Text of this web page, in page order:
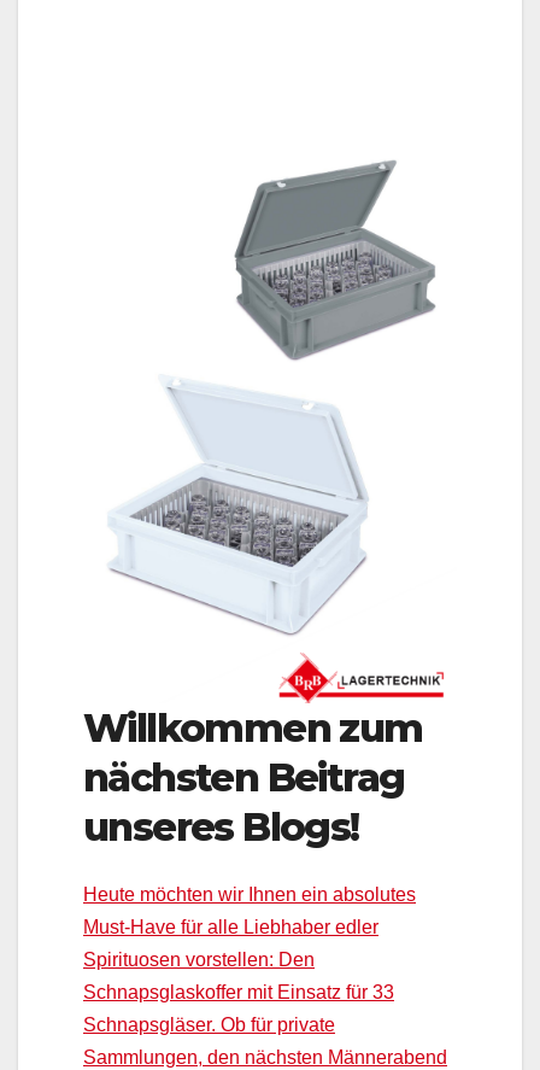
Willkommen zum
nächsten Beitrag
unseres Blogs!
Heute möchten wir Ihnen ein absolutes
Must-Have für alle Liebhaber edler
Spirituosen vorstellen: Den
Schnapsglaskoffer mit Einsatz für 33
Schnapsgläser. Ob für private
Sammlungen, den nächsten Männerabend